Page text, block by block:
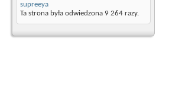
supreeya
Ta strona była odwiedzona 9 264 razy.